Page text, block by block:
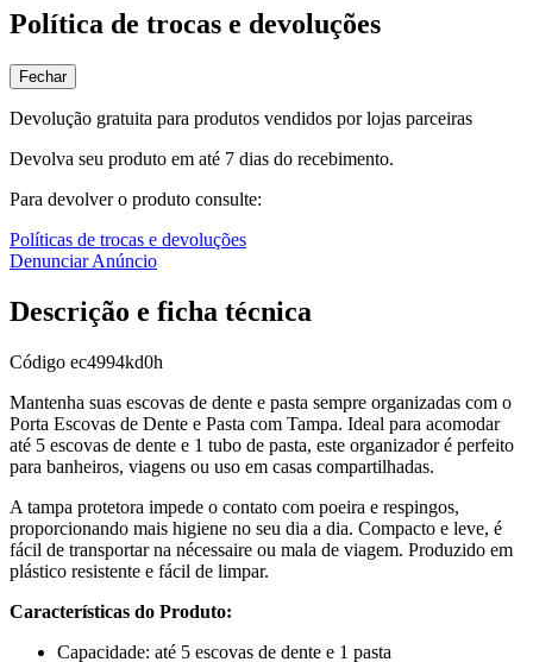
Política de trocas e devoluções
Fechar
Devolução gratuita para produtos vendidos por lojas parceiras
Devolva seu produto em até 7 dias do recebimento.
Para devolver o produto consulte:
Políticas de trocas e devoluções
Denunciar Anúncio
Descrição e ficha técnica
Código ec4994kd0h
Mantenha suas escovas de dente e pasta sempre organizadas com o
Porta Escovas de Dente e Pasta com Tampa. Ideal para acomodar
até 5 escovas de dente e 1 tubo de pasta, este organizador é perfeito
para banheiros, viagens ou uso em casas compartilhadas.
A tampa protetora impede o contato com poeira e respingos,
proporcionando mais higiene no seu dia a dia. Compacto e leve, é
fácil de transportar na nécessaire ou mala de viagem. Produzido em
plástico resistente e fácil de limpar.
Características do Produto:
Capacidade: até 5 escovas de dente e 1 pasta